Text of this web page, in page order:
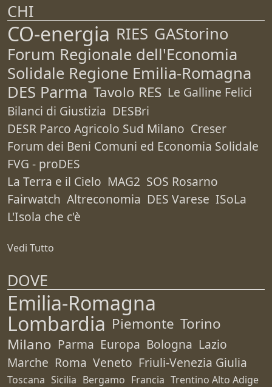
CHI
CO-energia RIES GAStorino
Forum Regionale dell'Economia
Solidale Regione Emilia-Romagna
DES Parma Tavolo RES Le Galline Felici
Bilanci di Giustizia DESBri
DESR Parco Agricolo Sud Milano Creser
Forum dei Beni Comuni ed Economia Solidale
FVG - proDES
La Terra e il Cielo MAG2 SOS Rosarno
Fairwatch Altreconomia DES Varese ISoLa
L'Isola che c'è
Vedi Tutto
DOVE
Emilia-Romagna
Lombardia Piemonte Torino
Milano Parma Europa Bologna Lazio
Marche Roma Veneto Friuli-Venezia Giulia
Toscana Sicilia Bergamo Francia Trentino Alto Adige